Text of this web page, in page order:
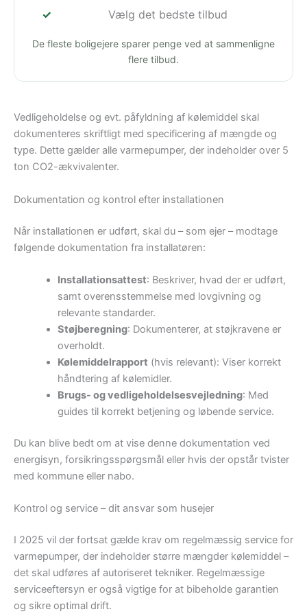
Vælg det bedste tilbud
De fleste boligejere sparer penge ved at sammenligne
flere tilbud.
Vedligeholdelse og evt. påfyldning af kølemiddel skal
dokumenteres skriftligt med specificering af mængde og
type. Dette gælder alle varmepumper, der indeholder over 5
ton CO2-ækvivalenter.
Dokumentation og kontrol efter installationen
Når installationen er udført, skal du – som ejer – modtage
følgende dokumentation fra installatøren:
Installationsattest: Beskriver, hvad der er udført,
samt overensstemmelse med lovgivning og
relevante standarder.
Støjberegning: Dokumenterer, at støjkravene er
overholdt.
Kølemiddelrapport (hvis relevant): Viser korrekt
håndtering af kølemidler.
Brugs- og vedligeholdelsesvejledning: Med
guides til korrekt betjening og løbende service.
Du kan blive bedt om at vise denne dokumentation ved
energisyn, forsikringsspørgsmål eller hvis der opstår tvister
med kommune eller nabo.
Kontrol og service – dit ansvar som husejer
I 2025 vil der fortsat gælde krav om regelmæssig service for
varmepumper, der indeholder større mængder kølemiddel –
det skal udføres af autoriseret tekniker. Regelmæssige
serviceeftersyn er også vigtige for at bibeholde garantien
og sikre optimal drift.